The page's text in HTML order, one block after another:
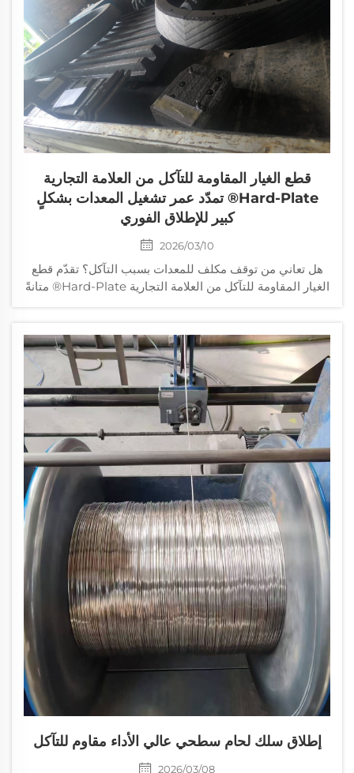
قطع الغيار المقاومة للتآكل من العلامة التجارية
Hard-Plate® تمدّد عمر تشغيل المعدات بشكلٍ
كبير للإطلاق الفوري
2026/03/10
هل تعاني من توقف مكلف للمعدات بسبب التآكل؟ تقدّم قطع
الغيار المقاومة للتآكل من العلامة التجارية Hard-Plate® متانةً
إطلاق سلك لحام سطحي عالي الأداء مقاوم للتآكل
2026/03/08